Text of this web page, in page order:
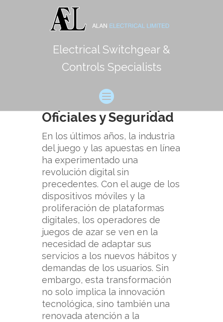
Electrical Switchgear &
Controls Specialists
La Transformación de
los Juegos de Azar en
la Era Digital: La
Importancia de Apps
Oficiales y Seguridad
En los últimos años, la industria
del juego y las apuestas en línea
ha experimentado una
revolución digital sin
precedentes. Con el auge de los
dispositivos móviles y la
proliferación de plataformas
digitales, los operadores de
juegos de azar se ven en la
necesidad de adaptar sus
servicios a los nuevos hábitos y
demandas de los usuarios. Sin
embargo, esta transformación
no solo implica la innovación
tecnológica, sino también una
renovada atención a la